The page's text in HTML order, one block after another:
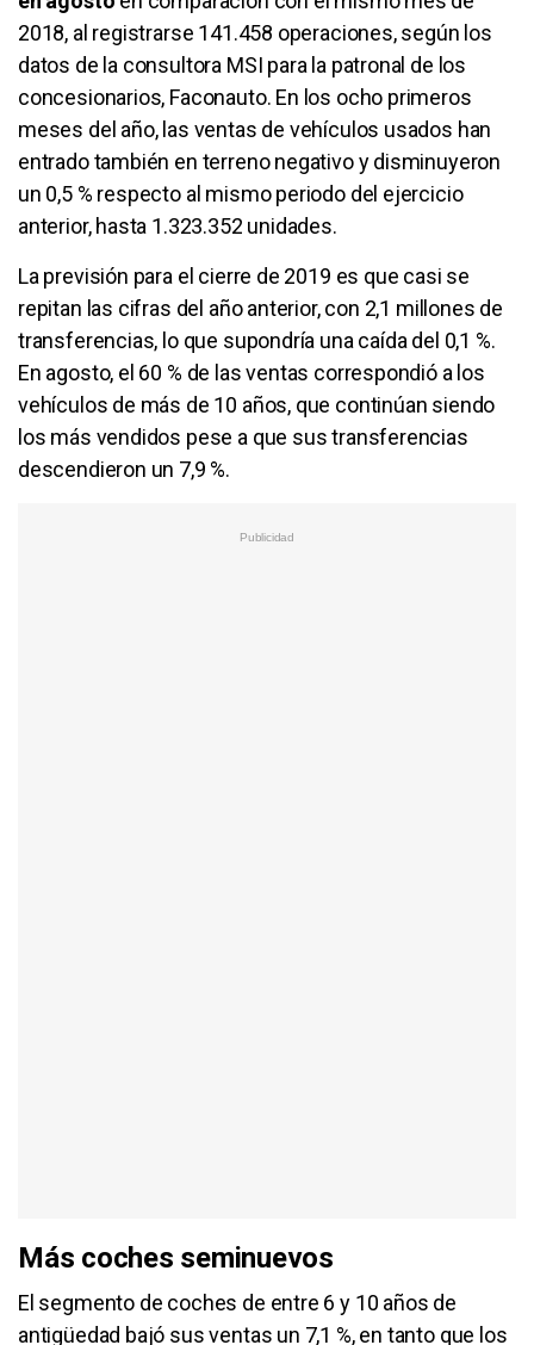
2018, al registrarse 141.458 operaciones, según los
datos de la consultora MSI para la patronal de los
concesionarios, Faconauto. En los ocho primeros
meses del año, las ventas de vehículos usados han
entrado también en terreno negativo y disminuyeron
un 0,5 % respecto al mismo periodo del ejercicio
anterior, hasta 1.323.352 unidades.
La previsión para el cierre de 2019 es que casi se
repitan las cifras del año anterior, con 2,1 millones de
transferencias, lo que supondría una caída del 0,1 %.
En agosto, el 60 % de las ventas correspondió a los
vehículos de más de 10 años, que continúan siendo
los más vendidos pese a que sus transferencias
descendieron un 7,9 %.
Más coches seminuevos
El segmento de coches de entre 6 y 10 años de
antigüedad bajó sus ventas un 7,1 %, en tanto que los